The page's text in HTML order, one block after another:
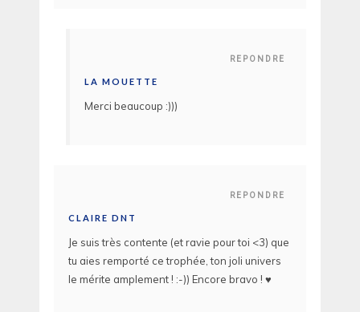
REPONDRE
LA MOUETTE
Merci beaucoup :)))
REPONDRE
CLAIRE DNT
Je suis très contente (et ravie pour toi <3) que
tu aies remporté ce trophée, ton joli univers
le mérite amplement ! :-)) Encore bravo ! ♥